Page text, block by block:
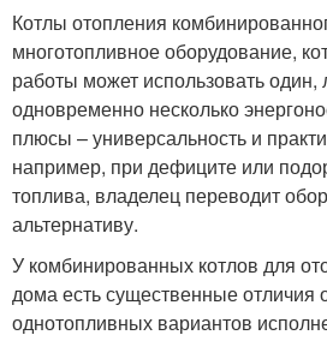
Котлы отопления
многотопливное оборудование,
работы может использовать один,
одновременно несколько
плюсы – универсальность и
например, при дефиците или
топлива, владелец переводит
альтернативу.
У комбинированных котлов для
дома есть существенные отличия
однотопливных вариантов